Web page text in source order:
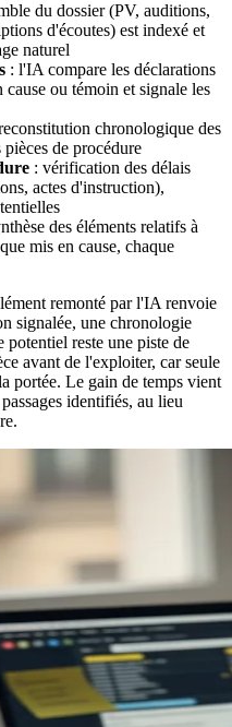
du dossier (PV, auditions,
d'écoutes) est indexé et
naturel
: l'IA compare les déclarations
cause ou témoin et signale les
chronologique des
de procédure
: vérification des délais
actes d'instruction),
des éléments relatifs à
mis en cause, chaque
remonté par l'IA renvoie
signalée, une chronologie
reste une piste de
avant de l'exploiter, car seule
portée. Le gain de temps vient
identifiés, au lieu